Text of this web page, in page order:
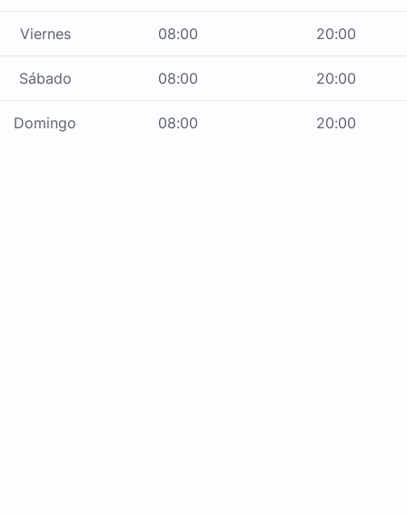
Viernes 08:00 20:00
Sábado 08:00 20:00
Domingo 08:00 20:00